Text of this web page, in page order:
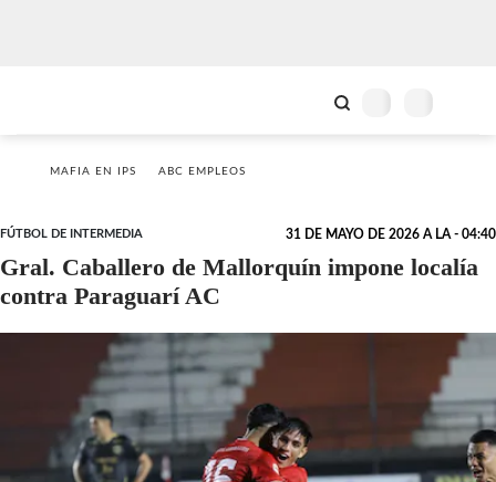
MAFIA EN IPS ABC EMPLEOS
FÚTBOL DE INTERMEDIA 31 DE MAYO DE 2026 A LA - 04:40
Gral. Caballero de Mallorquín impone localía
contra Paraguarí AC